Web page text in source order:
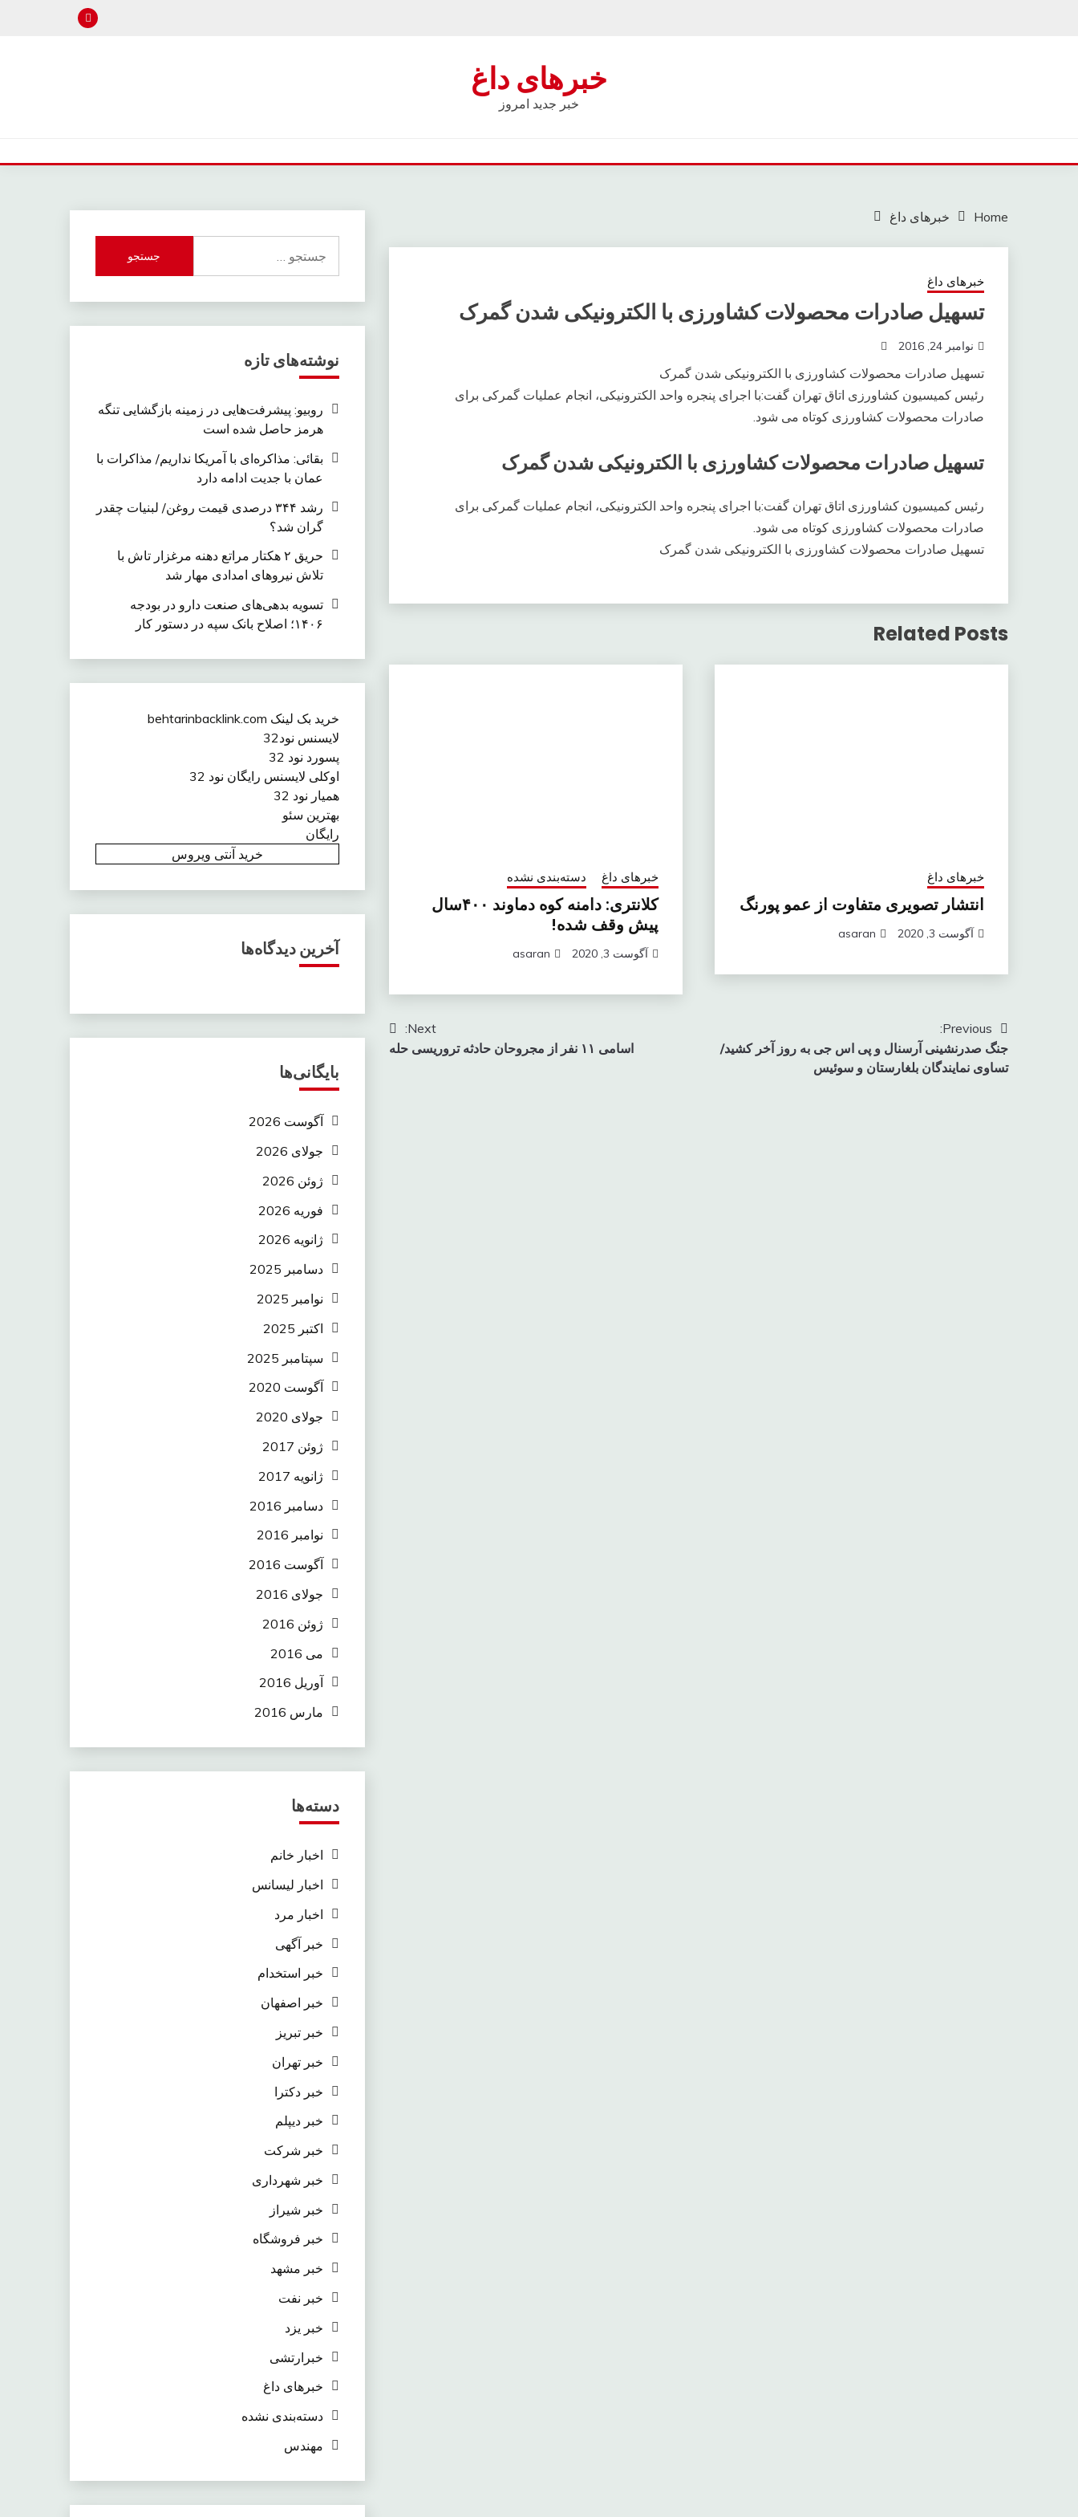
خبرهای داغ
خبر جدید امروز
Home خبرهای داغ
خبرهای داغ
تسهیل صادرات محصولات کشاورزی با الکترونیکی شدن گمرک
نوامبر 24, 2016
تسهیل صادرات محصولات کشاورزی با الکترونیکی شدن گمرک
رئیس کمیسیون کشاورزی اتاق تهران گفت:با اجرای پنجره واحد الکترونیکی، انجام عملیات گمرکی برای
صادرات محصولات کشاورزی کوتاه می شود.
تسهیل صادرات محصولات کشاورزی با الکترونیکی شدن گمرک
رئیس کمیسیون کشاورزی اتاق تهران گفت:با اجرای پنجره واحد الکترونیکی، انجام عملیات گمرکی برای
صادرات محصولات کشاورزی کوتاه می شود.
تسهیل صادرات محصولات کشاورزی با الکترونیکی شدن گمرک
Related Posts
خبرهای داغ
انتشار تصویری متفاوت از عمو پورنگ
آگوست 3, 2020 asaran
خبرهای داغ دسته‌بندی نشده
کلانتری: دامنه کوه دماوند ۴۰۰سال
پیش وقف شده!
آگوست 3, 2020 asaran
راهبری
نوشته
Previous:
جنگ صدرنشینی آرسنال و پی اس جی به روز آخر کشید/
تساوی نمایندگان بلغارستان و سوئیس
Next:
اسامی ۱۱ نفر از مجروحان حادثه تروریسی حله
برای:
نوشته‌های تازه
روبیو: پیشرفت‌هایی در زمینه بازگشایی تنگه
هرمز حاصل شده است
بقائی: مذاکره‌ای با آمریکا نداریم/ مذاکرات با
عمان با جدیت ادامه دارد
رشد ۳۴۴ درصدی قیمت روغن/ لبنیات چقدر
گران شد؟
حریق ۲ هکتار مراتع دهنه مرغزار تاش با
تلاش نیروهای امدادی مهار شد
تسویه بدهی‌های صنعت دارو در بودجه
۱۴۰۶؛ اصلاح بانک سپه در دستور کار
خرید بک لینک behtarinbacklink.com
لایسنس نود32
پسورد نود 32
اوکلی لایسنس رایگان نود 32
همیار نود 32
بهترین سئو
رایگان
خرید آنتی ویروس
آخرین دیدگاه‌ها
بایگانی‌ها
آگوست 2026
جولای 2026
ژوئن 2026
فوریه 2026
ژانویه 2026
دسامبر 2025
نوامبر 2025
اکتبر 2025
سپتامبر 2025
آگوست 2020
جولای 2020
ژوئن 2017
ژانویه 2017
دسامبر 2016
نوامبر 2016
آگوست 2016
جولای 2016
ژوئن 2016
می 2016
آوریل 2016
مارس 2016
دسته‌ها
اخبار خانم
اخبار لیسانس
اخبار مرد
خبر آگهی
خبر استخدام
خبر اصفهان
خبر تبریز
خبر تهران
خبر دکترا
خبر دیپلم
خبر شرکت
خبر شهرداری
خبر شیراز
خبر فروشگاه
خبر مشهد
خبر نفت
خبر یزد
خبرارتشی
خبرهای داغ
دسته‌بندی نشده
مهندس